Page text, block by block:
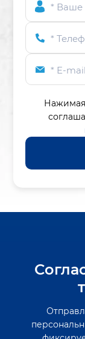
* Ваше
*
* E-mail
Нажимая